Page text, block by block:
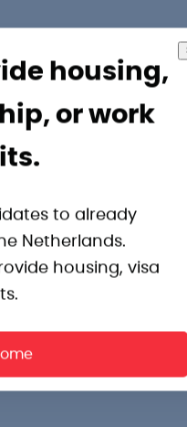
housing,
or work
to already
Netherlands.
housing, visa